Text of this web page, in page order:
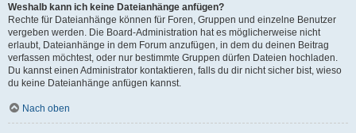
Weshalb kann ich keine Dateianhänge anfügen?
Rechte für Dateianhänge können für Foren, Gruppen und einzelne Benutzer
vergeben werden. Die Board-Administration hat es möglicherweise nicht
erlaubt, Dateianhänge in dem Forum anzufügen, in dem du deinen Beitrag
verfassen möchtest, oder nur bestimmte Gruppen dürfen Dateien hochladen.
Du kannst einen Administrator kontaktieren, falls du dir nicht sicher bist, wieso
du keine Dateianhänge anfügen kannst.
Nach oben